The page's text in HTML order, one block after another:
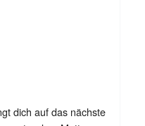
dich auf das nächste